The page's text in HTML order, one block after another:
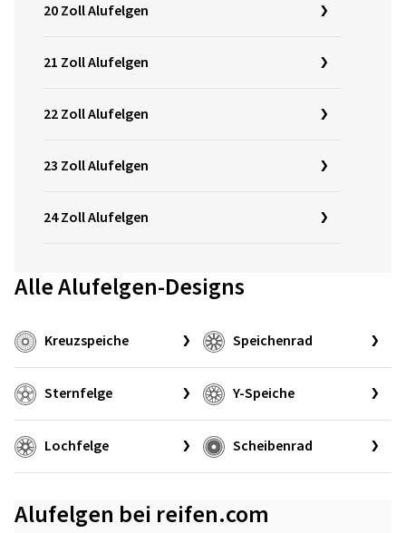
20 Zoll Alufelgen
21 Zoll Alufelgen
22 Zoll Alufelgen
23 Zoll Alufelgen
24 Zoll Alufelgen
Alle Alufelgen-Designs
Kreuzspeiche Speichenrad
Sternfelge Y-Speiche
Lochfelge Scheibenrad
Alufelgen bei reifen.com